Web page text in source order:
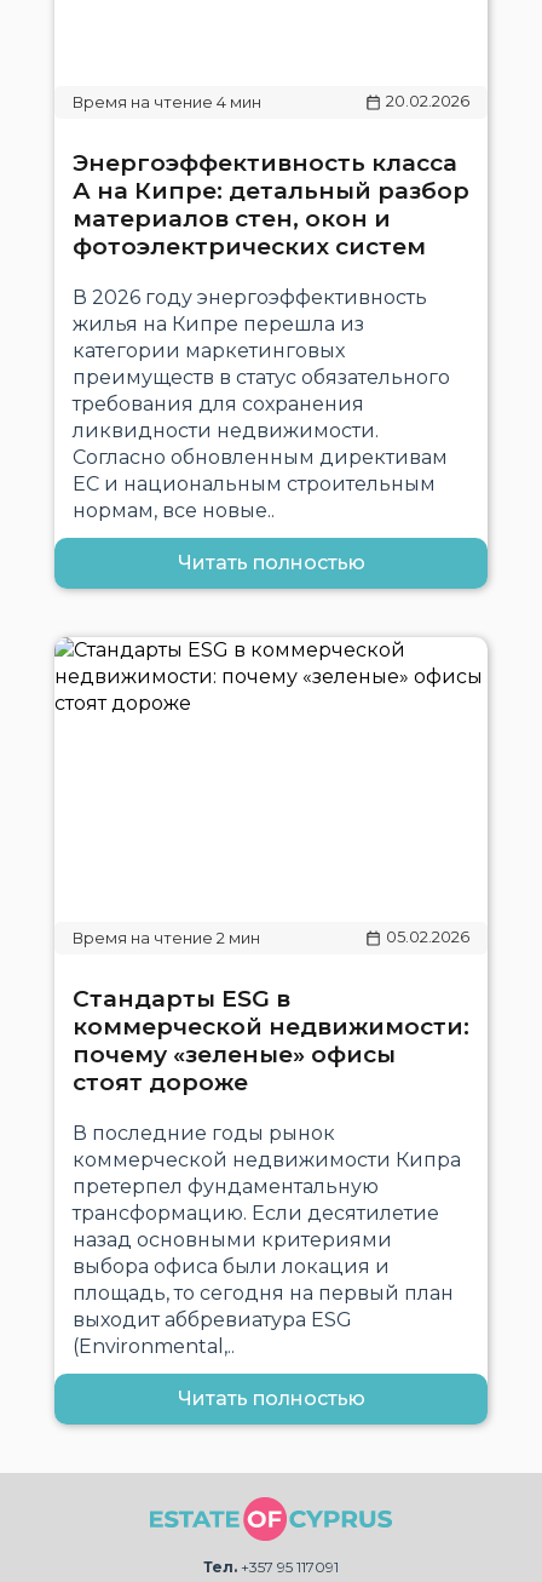
20.02.2026
Энергоэффективность класса
А на Кипре: детальный разбор
материалов стен, окон и
фотоэлектрических систем
В 2026 году энергоэффективность
жилья на Кипре перешла из
категории маркетинговых
преимуществ в статус обязательного
требования для сохранения
ликвидности недвижимости.
Согласно обновленным директивам
ЕС и национальным строительным
нормам, все новые..
Читать полностью
05.02.2026
Стандарты ESG в
коммерческой недвижимости:
почему «зеленые» офисы
стоят дороже
В последние годы рынок
коммерческой недвижимости Кипра
претерпел фундаментальную
трансформацию. Если десятилетие
назад основными критериями
выбора офиса были локация и
площадь, то сегодня на первый план
выходит аббревиатура ESG
(Environmental,..
Читать полностью
Тел. +357 95 117091